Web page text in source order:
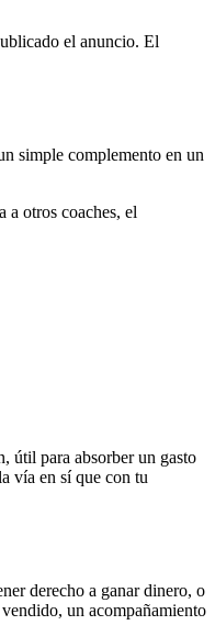
el anuncio. El
simple complemento en un
a otros coaches, el
útil para absorber un gasto
vía en sí que con tu
derecho a ganar dinero, o
un acompañamiento